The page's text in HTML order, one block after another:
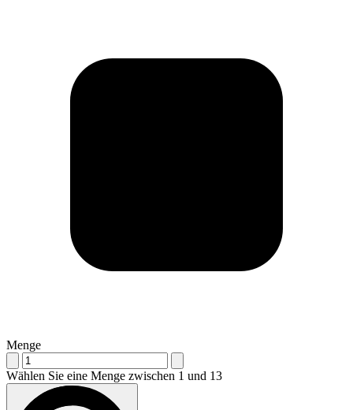
Menge
Wählen Sie eine Menge zwischen 1 und 13